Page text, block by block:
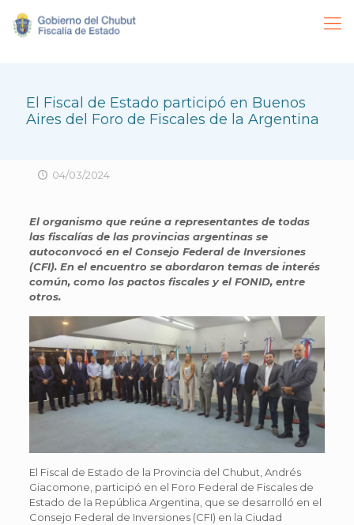
El Fiscal de Estado participó en Buenos
Aires del Foro de Fiscales de la Argentina
04/03/2024
El organismo que reúne a representantes de todas
las fiscalías de las provincias argentinas se
autoconvocó en el Consejo Federal de Inversiones
(CFI). En el encuentro se abordaron temas de interés
común, como los pactos fiscales y el FONID, entre
otros.
El Fiscal de Estado de la Provincia del Chubut, Andrés
Giacomone, participó en el Foro Federal de Fiscales de
Estado de la República Argentina, que se desarrolló en el
Consejo Federal de Inversiones (CFI) en la Ciudad